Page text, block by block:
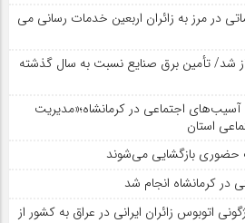
در مرز به زائران اربعین خدمات رسانی می
شد/ تأمین برق صنایع نسبت به سال گذشته
اجتماعی در کرمانشاه؛«مدیریت
استان
حضوری بازگشایی می‌شوند
در کرمانشاه انجام شد
واژگونی اتوبوس زائران ایرانی در عراق به کشور از